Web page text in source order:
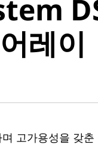
래시
레이
고가용성을 갖